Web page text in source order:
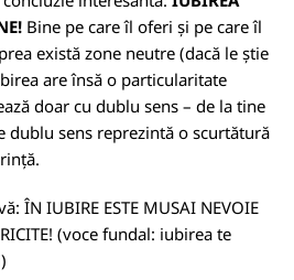
Bine pe care îl oferi și pe care îl
există zone neutre (dacă le știe
are însă o particularitate
doar cu dublu sens – de la tine
dublu sens reprezintă o scurtătură
ÎN IUBIRE ESTE MUSAI NEVOIE
(voce fundal: iubirea te